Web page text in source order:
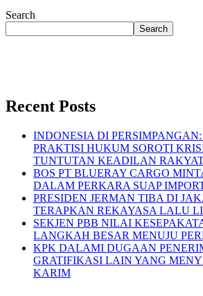
Search
Search
Recent Posts
INDONESIA DI
PRAKTISI HUKUM SOROTI
TUNTUTAN KEADILAN
BOS PT BLUERAY CARGO
DALAM PERKARA SUAP
PRESIDEN JERMAN TIBA DI
TERAPKAN REKAYASA LALU
SEKJEN PBB NILAI
LANGKAH BESAR MENUJU
KPK DALAMI DUGAAN
GRATIFIKASI LAIN YANG
KARIM